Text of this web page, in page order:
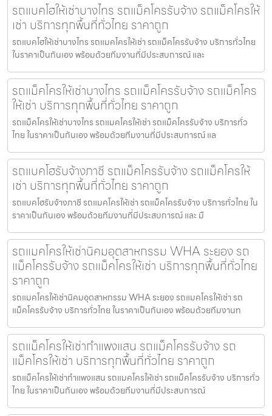
รถแบคโฮให้เช่าบางไทร รถแม็คโครรับจ้าง รถแม็คโครให้
เช่า บริการทุกพื้นที่ทั่วไทย ราคาถูก
รถแบคโฮให้เช่าบางไทร รถแมคโครให้เช่า รถแม็คโครรับจ้าง บริการทั่วไทย
ในราคาเป็นกันเอง พร้อมด้วยทีมงานที่มีประสบการณ์ และ
รถแม็คโครให้เช่าบางไทร รถแม็คโครรับจ้าง รถแม็คโคร
ให้เช่า บริการทุกพื้นที่ทั่วไทย ราคาถูก
รถแม็คโครให้เช่าบางไทร รถแมคโครให้เช่า รถแม็คโครรับจ้าง บริการทั่ว
ไทย ในราคาเป็นกันเอง พร้อมด้วยทีมงานที่มีประสบการณ์ แล
รถแบคโฮรับจ้างภาชี รถแม็คโครรับจ้าง รถแม็คโครให้
เช่า บริการทุกพื้นที่ทั่วไทย ราคาถูก
รถแบคโฮรับจ้างภาชี รถแมคโครให้เช่า รถแม็คโครรับจ้าง บริการทั่วไทย ใน
ราคาเป็นกันเอง พร้อมด้วยทีมงานที่มีประสบการณ์ และ มื
รถแมคโครให้เช่านิคมอุตสาหกรรม WHA ระยอง รถ
แม็คโครรับจ้าง รถแม็คโครให้เช่า บริการทุกพื้นที่ทั่วไทย
ราคาถูก
รถแมคโครให้เช่านิคมอุตสาหกรรม WHA ระยอง รถแมคโครให้เช่า รถ
แม็คโครรับจ้าง บริการทั่วไทย ในราคาเป็นกันเอง พร้อมด้วยทีมงานท
รถแม็คโครให้เช่ากำแพงแสน รถแม็คโครรับจ้าง รถ
แม็คโครให้เช่า บริการทุกพื้นที่ทั่วไทย ราคาถูก
รถแม็คโครให้เช่ากำแพงแสน รถแมคโครให้เช่า รถแม็คโครรับจ้าง บริการทั่ว
ไทย ในราคาเป็นกันเอง พร้อมด้วยทีมงานที่มีประสบการณ์